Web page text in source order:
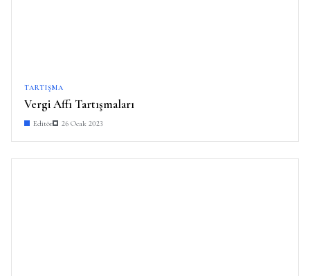
TARTIŞMA
Vergi Affı Tartışmaları
Editör 26 Ocak 2023